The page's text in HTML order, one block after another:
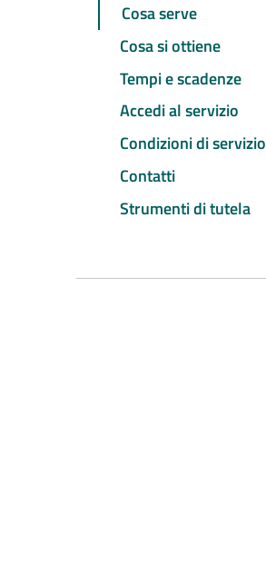
Cosa serve
Cosa si ottiene
Tempi e scadenze
Accedi al servizio
Condizioni di servizio
Contatti
Strumenti di tutela